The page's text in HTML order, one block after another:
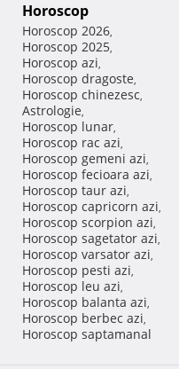
Horoscop
Horoscop 2026,
Horoscop 2025,
Horoscop azi,
Horoscop dragoste,
Horoscop chinezesc,
Astrologie,
Horoscop lunar,
Horoscop rac azi,
Horoscop gemeni azi,
Horoscop fecioara azi,
Horoscop taur azi,
Horoscop capricorn azi,
Horoscop scorpion azi,
Horoscop sagetator azi,
Horoscop varsator azi,
Horoscop pesti azi,
Horoscop leu azi,
Horoscop balanta azi,
Horoscop berbec azi,
Horoscop saptamanal